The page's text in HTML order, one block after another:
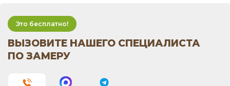
Это бесплатно!
ВЫЗОВИТЕ НАШЕГО СПЕЦИАЛИСТА
ПО ЗАМЕРУ